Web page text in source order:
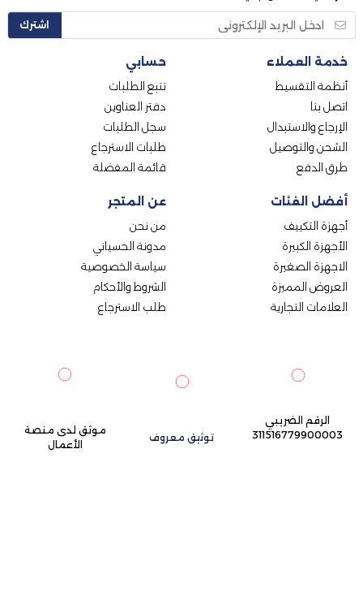
اشترك
عن المتجر
من نحن
مدونة الحسياني
سياسة الخصوصية
الشروط والأحكام
طلب الاسترجاع
خدمة العملاء
أنظمة التقسيط
اتصل بنا
الإرجاع والاستبدال
الشحن والتوصيل
طرق الدفع
حسابي
تتبع الطلبات
دفتر العناوين
سجل الطلبات
طلبات الاسترجاع
قائمة المفضلة
أفضل الفئات
أجهزة التكييف
الأجهزة الكبيرة
الاجهزة الصغيرة
العروض المميزة
العلامات التجارية
الرقم الضريبي
311516779900003
توثيق معروف
موثق لدى منصة
الأعمال